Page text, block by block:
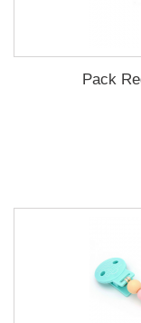
Pack